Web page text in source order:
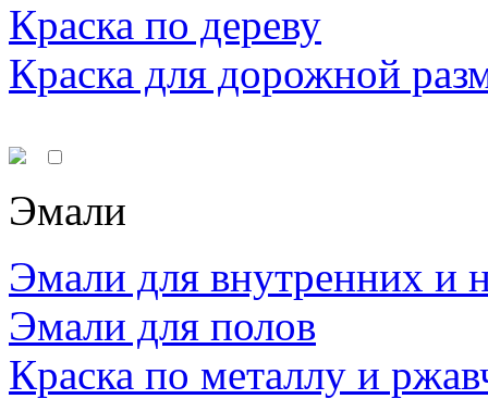
Краска по дереву
Краска для дорожной
Эмали
Эмали для внутренних и
Эмали для полов
Краска по металлу и